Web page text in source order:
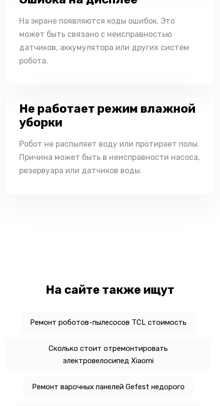
На экране появляются коды ошибок. Это
может быть связано с неисправностью
датчиков, аккумулятора или других систем
робота.
Не работает режим влажной
уборки
Робот не распыляет воду или протирает полы.
Причина может быть в неисправности насоса,
резервуара или датчиков воды.
На сайте также ищут
Ремонт роботов-пылесосов TCL стоимость
Сколько стоит отремонтировать
электровелосипед Xiaomi
Ремонт варочных панелей Gefest недорого